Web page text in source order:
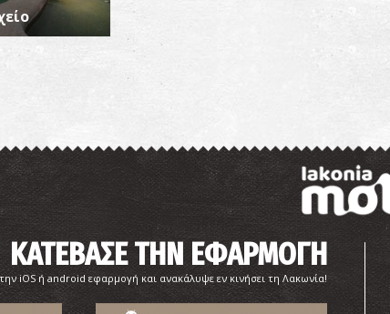
ΚΑΤΕΒΑΣΕ ΤΗΝ ΕΦΑΡΜΟΓΗ
iOS ή android εφαρμογή και ανακάλυψε εν κινήσει τη Λακωνία!